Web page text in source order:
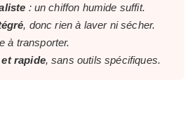
: un chiffon humide suffit.
, donc rien à laver ni sécher.
à transporter.
rapide, sans outils spécifiques.